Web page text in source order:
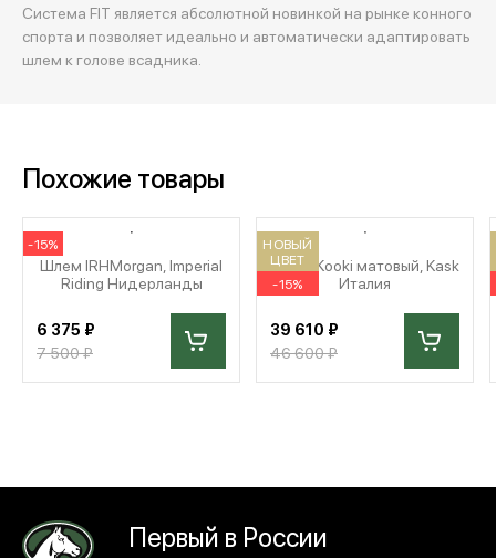
Система FIT является абсолютной новинкой на рынке конного
спорта и позволяет идеально и автоматически адаптировать
шлем к голове всадника.
Похожие товары
-15%
Шлем IRHMorgan, Imperial
Riding Нидерланды
6 375 ₽
7 500 ₽
НОВЫЙ
ЦВЕТ
-15%
Шлем Kooki матовый, Kask
Италия
39 610 ₽
46 600 ₽
Первый в России